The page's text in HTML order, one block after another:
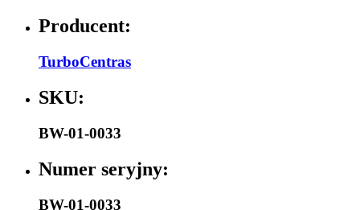
Producent:
TurboCentras
SKU:
BW-01-0033
Numer seryjny:
BW-01-0033